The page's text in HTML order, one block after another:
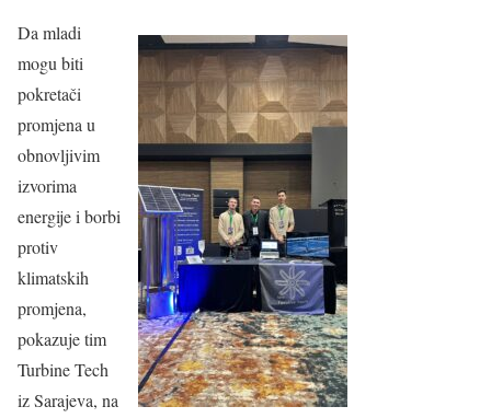
Da mladi
mogu biti
pokretači
promjena u
obnovljivim
izvorima
energije i borbi
protiv
klimatskih
promjena,
pokazuje tim
Turbine Tech
iz Sarajeva, na